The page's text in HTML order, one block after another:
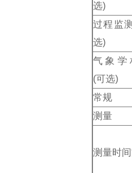
选)
过程监
选)
气象学
(可选)
常规
测量
测量时